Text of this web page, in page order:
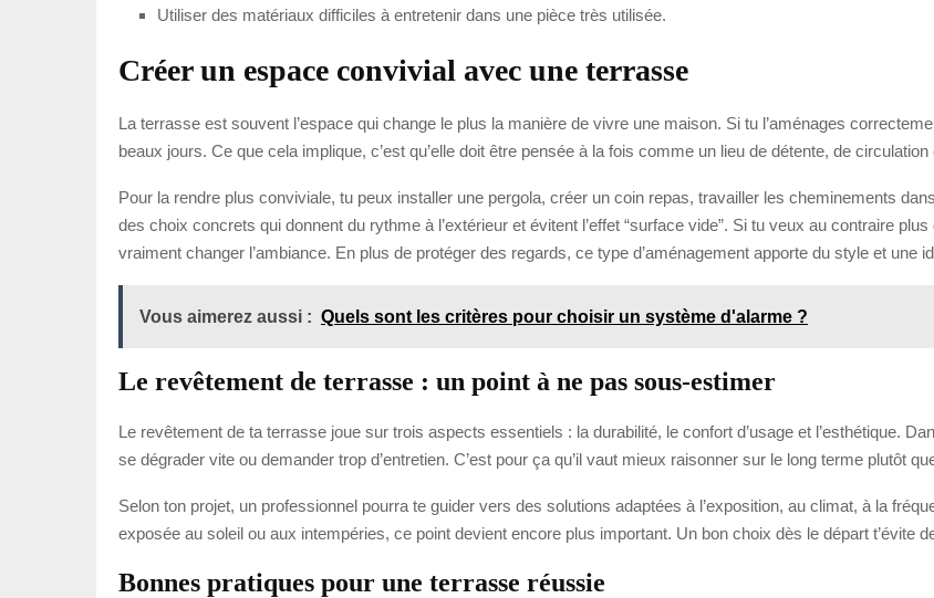
Utiliser des matériaux difficiles à entretenir dans une pièce très utilisée.
Créer un espace convivial avec une terrasse
La terrasse est souvent l’espace qui change le plus la manière de vivre une maison. Si tu l’aménages
beaux jours. Ce que cela implique, c’est qu’elle doit être pensée à la fois comme un lieu de détente, de
Pour la rendre plus conviviale, tu peux installer une pergola, créer un coin repas, travailler les cheminements
des choix concrets qui donnent du rythme à l’extérieur et évitent l’effet “surface vide”. Si tu veux au contraire
vraiment changer l’ambiance. En plus de protéger des regards, ce type d’aménagement apporte du style et une
Vous aimerez aussi : Quels sont les critères pour choisir un système d'alarme ?
Le revêtement de terrasse : un point à ne pas sous-estimer
Le revêtement de ta terrasse joue sur trois aspects essentiels : la durabilité, le confort d’usage et l’esthétique.
se dégrader vite ou demander trop d’entretien. C’est pour ça qu’il vaut mieux raisonner sur le long terme plutôt
Selon ton projet, un professionnel pourra te guider vers des solutions adaptées à l’exposition, au climat, à la
exposée au soleil ou aux intempéries, ce point devient encore plus important. Un bon choix dès le départ t’évite
Bonnes pratiques pour une terrasse réussie